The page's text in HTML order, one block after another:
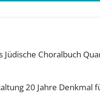
Jüdische Choralbuch
20 Jahre Denkmal